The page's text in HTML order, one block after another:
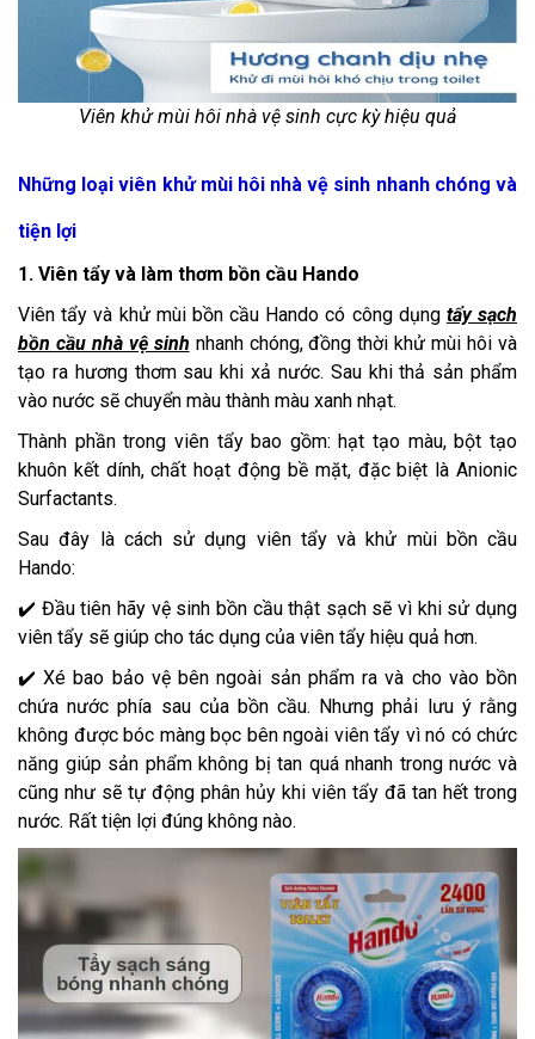
Viên khử mùi hôi nhà vệ sinh cực kỳ hiệu quả
Những loại viên khử mùi hôi nhà vệ sinh nhanh chóng và
tiện lợi
1. Viên tẩy và làm thơm bồn cầu Hando
Viên tẩy và khử mùi bồn cầu Hando có công dụng tẩy sạch
bồn cầu nhà vệ sinh nhanh chóng, đồng thời khử mùi hôi và
tạo ra hương thơm sau khi xả nước. Sau khi thả sản phẩm
vào nước sẽ chuyển màu thành màu xanh nhạt.
Thành phần trong viên tẩy bao gồm: hạt tạo màu, bột tạo
khuôn kết dính, chất hoạt động bề mặt, đặc biệt là Anionic
Surfactants.
Sau đây là cách sử dụng viên tẩy và khử mùi bồn cầu
Hando:
✔️ Đầu tiên hãy vệ sinh bồn cầu thật sạch sẽ vì khi sử dụng
viên tẩy sẽ giúp cho tác dụng của viên tẩy hiệu quả hơn.
✔️ Xé bao bảo vệ bên ngoài sản phẩm ra và cho vào bồn
chứa nước phía sau của bồn cầu. Nhưng phải lưu ý rằng
không được bóc màng bọc bên ngoài viên tẩy vì nó có chức
năng giúp sản phẩm không bị tan quá nhanh trong nước và
cũng như sẽ tự động phân hủy khi viên tẩy đã tan hết trong
nước. Rất tiện lợi đúng không nào.